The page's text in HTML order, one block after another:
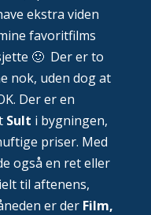
ekstra viden
favoritfilms
🙂 Der er to
nok, uden dog at
Der er en
Sult i bygningen,
priser. Med
også en ret eller
til aftenens,
er der Film,